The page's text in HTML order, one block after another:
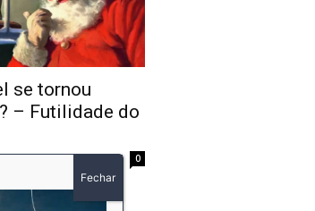
se tornou
– Futilidade do
2020 0